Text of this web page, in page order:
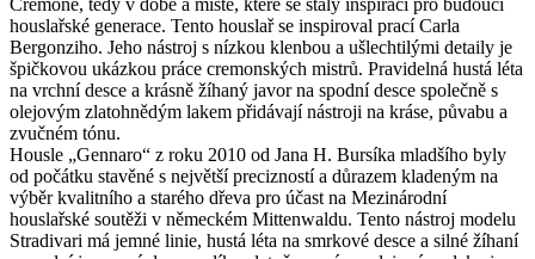
houslařské generace. Tento houslař se inspiroval prací Carla
Bergonziho. Jeho nástroj s nízkou klenbou a ušlechtilými detaily je
špičkovou ukázkou práce cremonských mistrů. Pravidelná hustá léta
na vrchní desce a krásně žíhaný javor na spodní desce společně s
olejovým zlatohnědým lakem přidávají nástroji na kráse, půvabu a
zvučném tónu.
Housle „Gennaro“ z roku 2010 od Jana H. Bursíka mladšího byly
od počátku stavěné s největší precizností a důrazem kladeným na
výběr kvalitního a starého dřeva pro účast na Mezinárodní
houslařské soutěži v německém Mittenwaldu. Tento nástroj modelu
Stradivari má jemné linie, hustá léta na smrkové desce a silné žíhaní